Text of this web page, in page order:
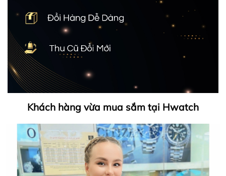
Khách hàng vừa mua sắm tại Hwatch